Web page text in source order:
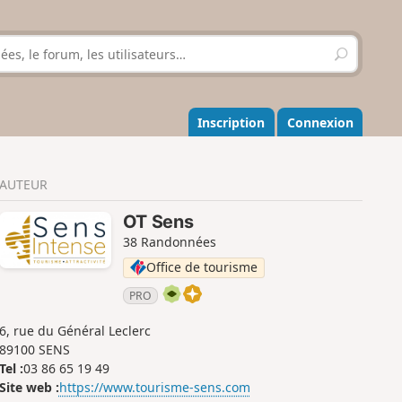
R
e
h
e
r
r
Inscription Connexion
AUTEUR
OT Sens
38 Randonnées
Office de tourisme
PRO
6, rue du Général Leclerc
89100 SENS
Tel :03 86 65 19 49
Site web :https://www.tourisme-sens.com